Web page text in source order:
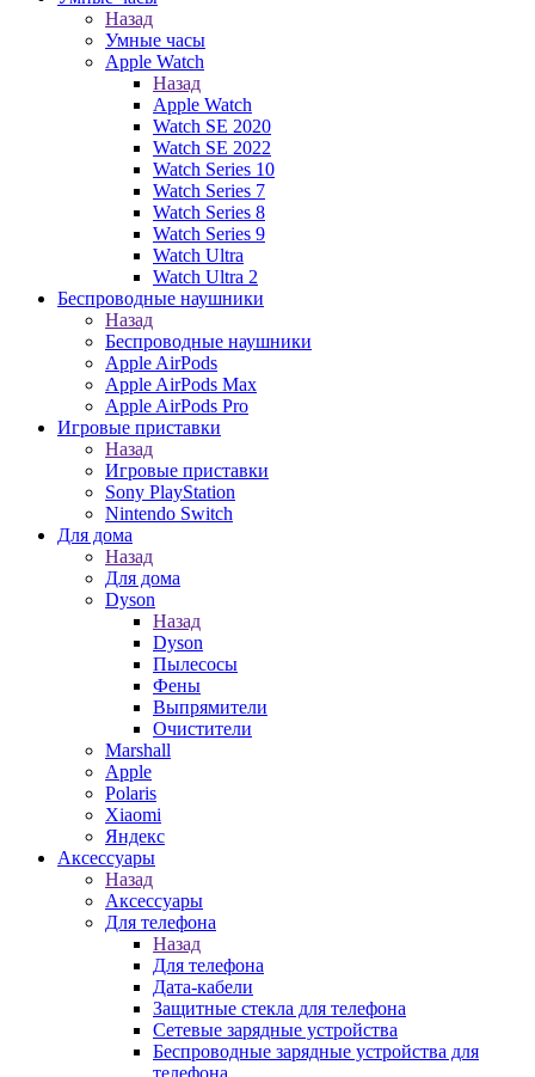
Назад
Умные часы
Apple Watch
Назад
Apple Watch
Watch SE 2020
Watch SE 2022
Watch Series 10
Watch Series 7
Watch Series 8
Watch Series 9
Watch Ultra
Watch Ultra 2
Беспроводные наушники
Назад
Беспроводные наушники
Apple AirPods
Apple AirPods Max
Apple AirPods Pro
Игровые приставки
Назад
Игровые приставки
Sony PlayStation
Nintendo Switch
Для дома
Назад
Для дома
Dyson
Назад
Dyson
Пылесосы
Фены
Выпрямители
Очистители
Marshall
Apple
Polaris
Xiaomi
Яндекс
Аксессуары
Назад
Аксессуары
Для телефона
Назад
Для телефона
Дата-кабели
Защитные стекла для телефона
Сетевые зарядные устройства
Беспроводные зарядные устройства для
телефона